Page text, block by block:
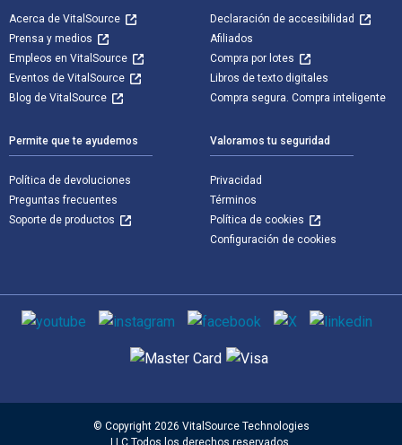
Acerca de VitalSource
Prensa y medios
Empleos en VitalSource
Eventos de VitalSource
Blog de VitalSource
Declaración de accesibilidad
Afiliados
Compra por lotes
Libros de texto digitales
Compra segura. Compra inteligente
Permite que te ayudemos
Política de devoluciones
Preguntas frecuentes
Soporte de productos
Valoramos tu seguridad
Privacidad
Términos
Política de cookies
Configuración de cookies
Medios de comunicación social
Métodos de pago admitidos
© Copyright 2026 VitalSource Technologies
LLC Todos los derechos reservados.